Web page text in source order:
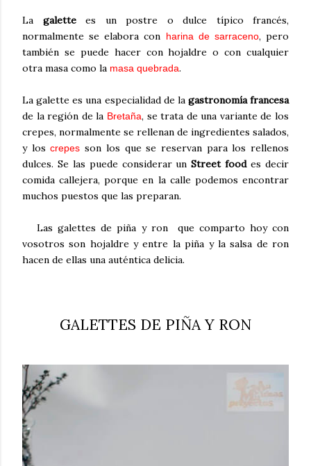
La galettees un postre o dulce típico francés,
normalmente se elabora con harina de sarraceno, pero
también se puede hacer con hojaldre o con cualquier
otra masa como la masa quebrada.
La galette es una especialidad de la gastronomía francesa
de la región de la Bretaña, se trata de una variante de los
crepes, normalmente se rellenan de ingredientes salados,
y loscrepes son los que se reservan para los rellenos
dulces. Se las puede considerar unStreet foodes decir
comida callejera, porque en la calle podemos encontrar
muchos puestos que las preparan.
Lasgalettes de piña y ronque comparto hoy con
vosotros son hojaldre y entre la piña y la salsa de ron
hacen de ellas una auténtica delicia.
GALETTES DE PIÑA Y RON